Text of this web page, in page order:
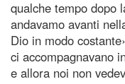
qualche tempo dopo
andavamo avanti
Dio in modo
ci accompagnavano
e allora noi non